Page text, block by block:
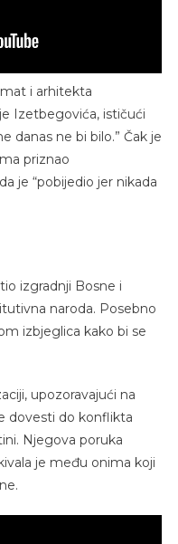
i arhitekta
Izetbegovića, ističući
danas ne bi bilo.” Čak je
priznao
je “pobijedio jer nikada
izgradnji Bosne i
naroda. Posebno
izbjeglica kako bi se
upozoravajući na
dovesti do konflikta
Njegova poruka
je među onima koji